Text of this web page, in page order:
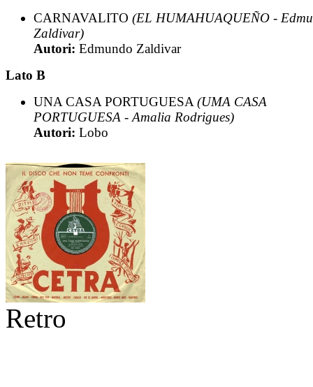
CARNAVALITO (EL HUMAHUAQUEÑO -
Zaldivar)
Autori: Edmundo Zaldivar
Lato B
UNA CASA PORTUGUESA(UMA CASA
PORTUGUESA - Amalia Rodrigues)
Autori: Lobo
Retro